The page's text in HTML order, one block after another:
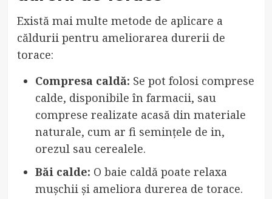
Există mai multe metode de aplicare a
căldurii pentru ameliorarea durerii de
torace:
Compresa caldă: Se pot folosi comprese
calde, disponibile în farmacii, sau
comprese realizate acasă din materiale
naturale, cum ar fi semințele de in,
orezul sau cerealele.
Băi calde: O baie caldă poate relaxa
mușchii și ameliora durerea de torace.